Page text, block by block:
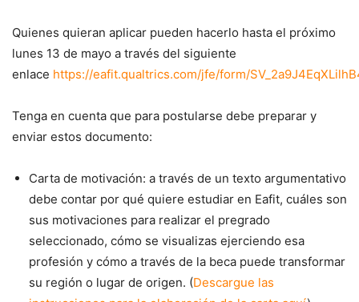
Quienes quieran aplicar pueden hacerlo hasta el próximo
lunes 13 de mayo a través del siguiente
enlace https://eafit.qualtrics.com/jfe/form/
Tenga en cuenta que para postularse debe preparar y
enviar estos documento:
Carta de motivación​​​: a través de un texto argumentativo
debe contar por qué quiere estudiar en Eafit, cuáles​ son
sus motivaciones para realizar el pregrado
seleccionado, cómo se visualizas ejerciendo esa
profesión y cómo a través de la beca puede transformar
su región o lugar de origen. (​​Descargue las